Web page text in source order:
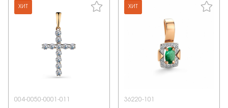
ХИТ
004-0050-0001-011
ХИТ
36220-101